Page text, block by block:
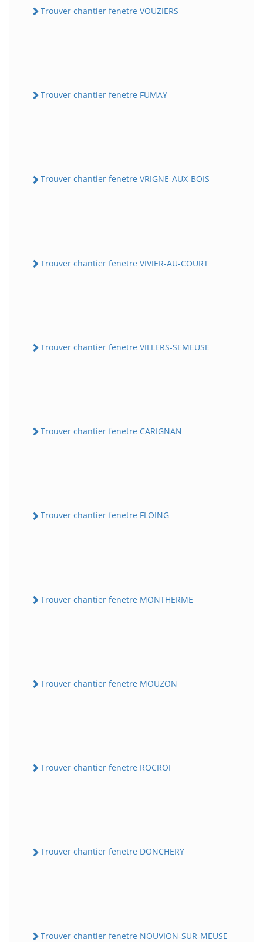
Trouver chantier fenetre VOUZIERS
Trouver chantier fenetre FUMAY
Trouver chantier fenetre VRIGNE-AUX-BOIS
Trouver chantier fenetre VIVIER-AU-COURT
Trouver chantier fenetre VILLERS-SEMEUSE
Trouver chantier fenetre CARIGNAN
Trouver chantier fenetre FLOING
Trouver chantier fenetre MONTHERME
Trouver chantier fenetre MOUZON
Trouver chantier fenetre ROCROI
Trouver chantier fenetre DONCHERY
Trouver chantier fenetre NOUVION-SUR-MEUSE